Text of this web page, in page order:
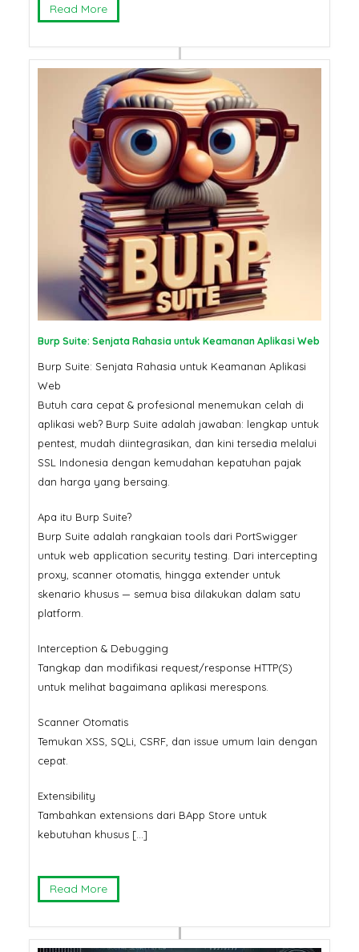
Read More
Burp Suite: Senjata Rahasia untuk Keamanan Aplikasi Web
Burp Suite: Senjata Rahasia untuk Keamanan Aplikasi
Web
Butuh cara cepat & profesional menemukan celah di
aplikasi web? Burp Suite adalah jawaban: lengkap untuk
pentest, mudah diintegrasikan, dan kini tersedia melalui
SSL Indonesia dengan kemudahan kepatuhan pajak
dan harga yang bersaing.
Apa itu Burp Suite?
Burp Suite adalah rangkaian tools dari PortSwigger
untuk web application security testing. Dari intercepting
proxy, scanner otomatis, hingga extender untuk
skenario khusus — semua bisa dilakukan dalam satu
platform.
Interception & Debugging
Tangkap dan modifikasi request/response HTTP(S)
untuk melihat bagaimana aplikasi merespons.
Scanner Otomatis
Temukan XSS, SQLi, CSRF, dan issue umum lain dengan
cepat.
Extensibility
Tambahkan extensions dari BApp Store untuk
kebutuhan khusus […]
Read More